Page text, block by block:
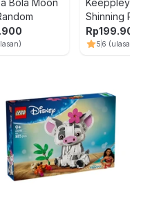
Bola Moon
Keeppley
Shinning
Shop
Rp199.900
5 6 (ulasan)